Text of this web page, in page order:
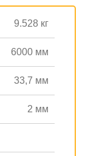
9.528 кг
6000 мм
33,7 мм
2 мм